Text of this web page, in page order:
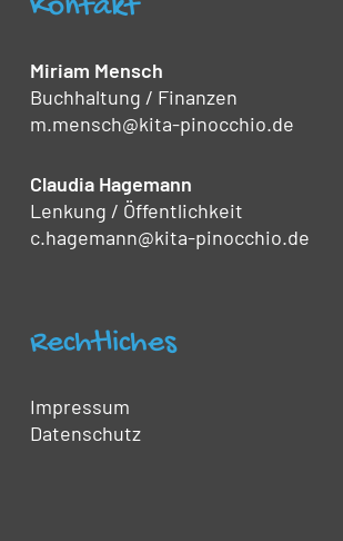
Kontakt
Miriam Mensch
Buchhaltung / Finanzen
m.mensch@kita-pinocchio.de
Claudia Hagemann
Lenkung / Öffentlichkeit
c.hagemann@kita-pinocchio.de
Rechtliches
Impressum
Datenschutz